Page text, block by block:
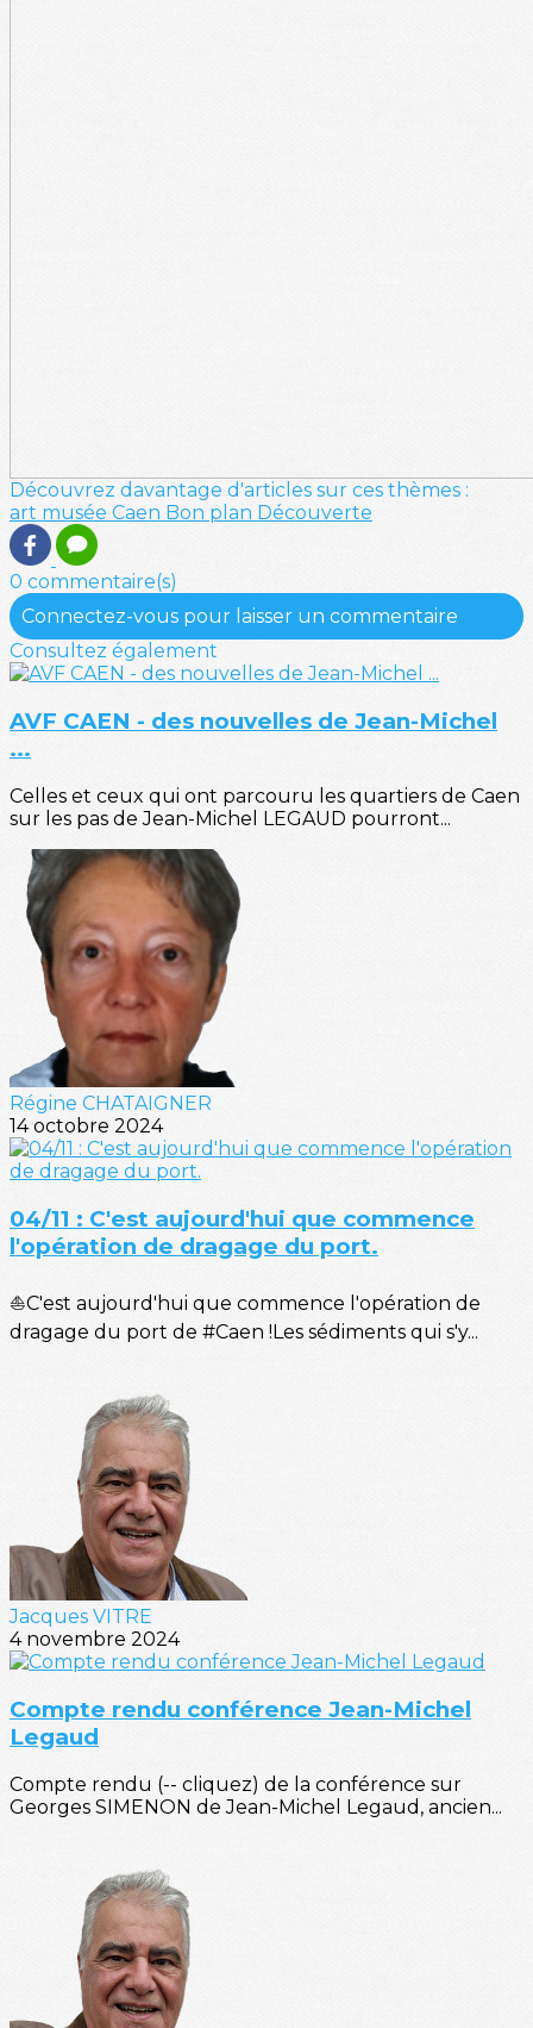
Découvrez davantage d'articles sur ces thèmes :
art musée Caen Bon plan Découverte
0 commentaire(s)
Connectez-vous pour laisser un commentaire
Consultez également
AVF CAEN - des nouvelles de Jean-Michel
...
Celles et ceux qui ont parcouru les quartiers de Caen
sur les pas de Jean-Michel LEGAUD pourront...
Régine CHATAIGNER
14 octobre 2024
04/11 : C'est aujourd'hui que commence
l'opération de dragage du port.
⛵C'est aujourd'hui que commence l'opération de
dragage du port de #Caen !Les sédiments qui s'y...
Jacques VITRE
4 novembre 2024
Compte rendu conférence Jean-Michel
Legaud
Compte rendu (-- cliquez) de la conférence sur
Georges SIMENON de Jean-Michel Legaud, ancien...